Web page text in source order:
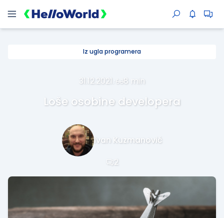
Iz ugla programera
31.12.2021. 8 min
Loše osobine developera
Ivan Kuzmanović
2